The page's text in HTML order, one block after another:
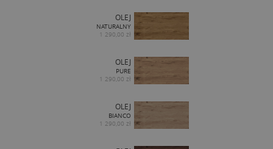
OLEJ
NATURALNY
1 290,00 zł
OLEJ
PURE
1 290,00 zł
OLEJ
BIANCO
1 290,00 zł